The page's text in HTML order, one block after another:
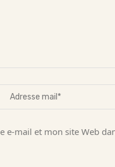
e-mail et mon site Web